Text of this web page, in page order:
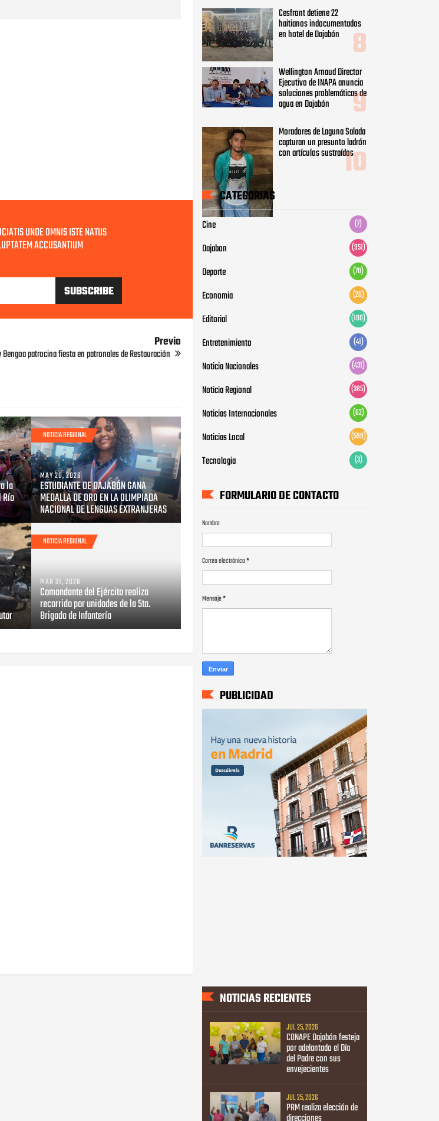
UNDE OMNIS ISTE NATUS
ACCUSANTIUM
Previo
Bengoa patrocina fiesta en patronales de Restauración
la
NOTICIA REGIONAL
MAY 20, 2026
ESTUDIANTE DE DAJABÓN GANA
MEDALLA DE ORO EN LA OLIMPIADA
NACIONAL DE LENGUAS EXTRANJERAS
NOTICIA REGIONAL
MAR 31, 2026
Comandante del Ejército realiza
recorrido por unidades de la 5ta.
Brigada de Infantería
Cesfront detiene 22
haitianos indocumentados
en hotel de Dajabón
Wellington Arnaud Director
Ejecutivo de INAPA anuncia
soluciones problemáticas de
agua en Dajabón
Moradores de Laguna Salada
capturan un presunto ladrón
con artículos sustraídos
CATEGORIAS
Cine (7)
Dajabon (951)
Deporte (70)
Economia (20)
Editorial (100)
Entretenimiento (41)
Noticia Nacionales (431)
Noticia Regional (385)
Noticias Internacionales (62)
Noticias Local (599)
Tecnologia (3)
FORMULARIO DE CONTACTO
Nombre
Correo electrónico*
Mensaje*
PUBLICIDAD
NOTICIAS RECIENTES
JUL 25, 2026
CONAPE Dajabón festeja
por adelantado el Día
del Padre con sus
envejecientes
JUL 25, 2026
PRM realiza elección de